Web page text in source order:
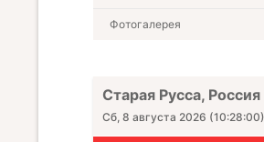
Фотогалерея
Старая Русса, Россия
Сб, 8 августа 2026 (10:28:01)